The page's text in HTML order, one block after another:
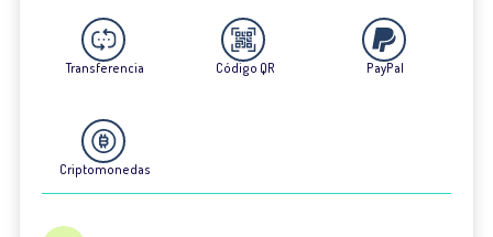
Transferencia Código QR PayPal
Criptomonedas